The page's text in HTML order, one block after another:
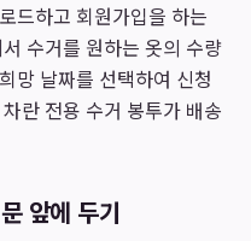
드하고 회원가입을 하는
수거를 원하는 옷의 수량
망 날짜를 선택하여 신청
란 전용 수거 봉투가 배송
앞에 두기